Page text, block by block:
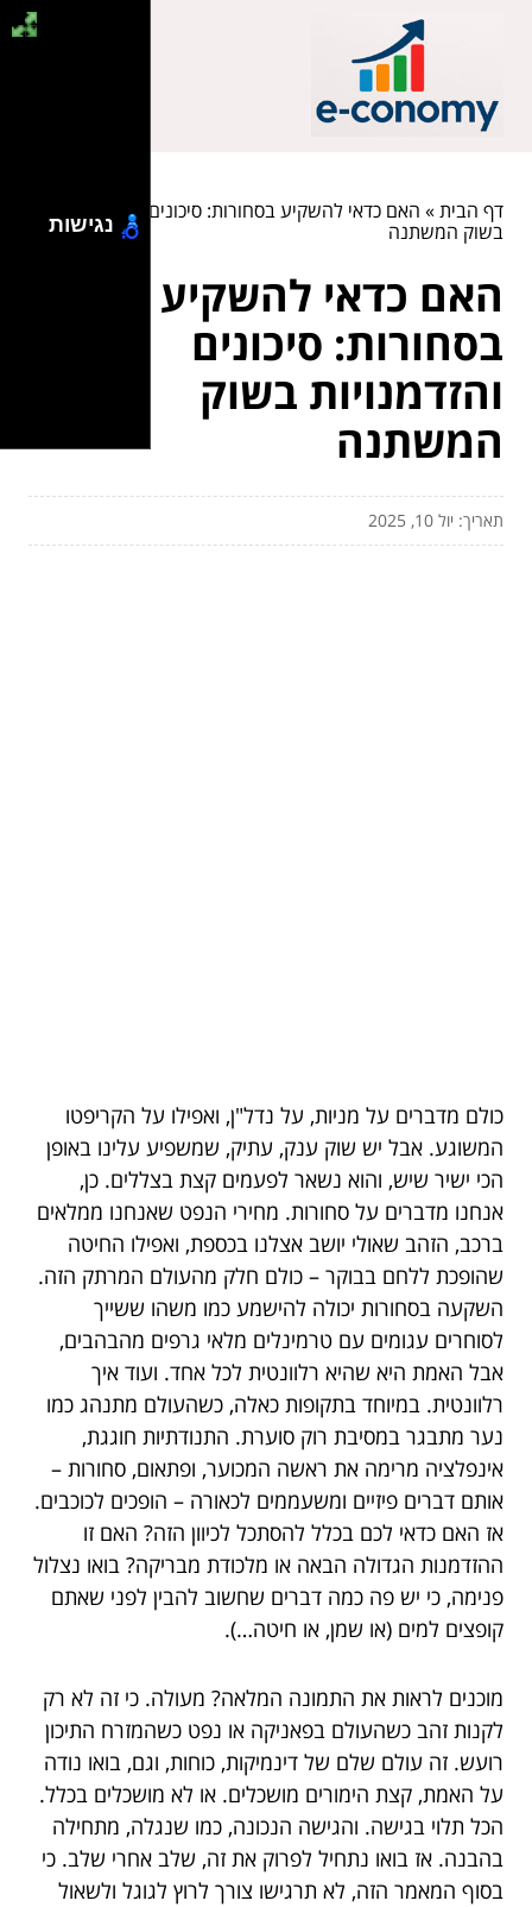
דף הבית» האם כדאי להשקיע בסחורות: סיכונים והזדמנויות
בשוק המשתנה
האם כדאי להשקיע
בסחורות: סיכונים
והזדמנויות בשוק
המשתנה
תאריך: יול 10, 2025
כולם מדברים על מניות, על נדל"ן, ואפילו על הקריפטו
המשוגע. אבל יש שוק ענק, עתיק, שמשפיע עלינו באופן
הכי ישיר שיש, והוא נשאר לפעמים קצת בצללים. כן,
אנחנו מדברים על סחורות. מחירי הנפט שאנחנו ממלאים
ברכב, הזהב שאולי יושב אצלנו בכספת, ואפילו החיטה
שהופכת ללחם בבוקר – כולם חלק מהעולם המרתק הזה.
השקעה בסחורות יכולה להישמע כמו משהו ששייך
לסוחרים עגומים עם טרמינלים מלאי גרפים מהבהבים,
אבל האמת היא שהיא רלוונטית לכל אחד. ועוד איך
רלוונטית. במיוחד בתקופות כאלה, כשהעולם מתנהג כמו
נער מתבגר במסיבת רוק סוערת. התנודתיות חוגגת,
אינפלציה מרימה את ראשה המכוער, ופתאום, סחורות –
אותם דברים פיזיים ומשעממים לכאורה – הופכים לכוכבים.
אז האם כדאי לכם בכלל להסתכל לכיוון הזה? האם זו
ההזדמנות הגדולה הבאה או מלכודת מבריקה? בואו נצלול
פנימה, כי יש פה כמה דברים שחשוב להבין לפני שאתם
קופצים למים (או שמן, או חיטה…).
מוכנים לראות את התמונה המלאה? מעולה. כי זה לא רק
לקנות זהב כשהעולם בפאניקה או נפט כשהמזרח התיכון
רועש. זה עולם שלם של דינמיקות, כוחות, וגם, בואו נודה
על האמת, קצת הימורים מושכלים. או לא מושכלים בכלל.
הכל תלוי בגישה. והגישה הנכונה, כמו שנגלה, מתחילה
בהבנה. אז בואו נתחיל לפרוק את זה, שלב אחרי שלב. כי
בסוף המאמר הזה, לא תרגישו צורך לרוץ לגוגל ולשאול
נגישות